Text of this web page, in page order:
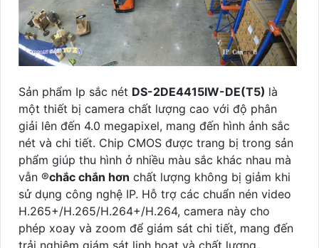
Sản phẩm Ip sắc nét DS-2DE4415IW-DE(T5) là
một thiết bị camera chất lượng cao với độ phân
giải lên đến 4.0 megapixel, mang đến hình ảnh sắc
nét và chi tiết. Chip CMOS được trang bị trong sản
phẩm giúp thu hình ở nhiều màu sắc khác nhau mà
vẫn ®️chắc chắn hơn chất lượng không bị giảm khi
sử dụng công nghệ IP. Hỗ trợ các chuẩn nén video
H.265+/H.265/H.264+/H.264, camera này cho
phép xoay và zoom để giám sát chi tiết, mang đến
trải nghiệm giám sát linh hoạt và chất lượng.